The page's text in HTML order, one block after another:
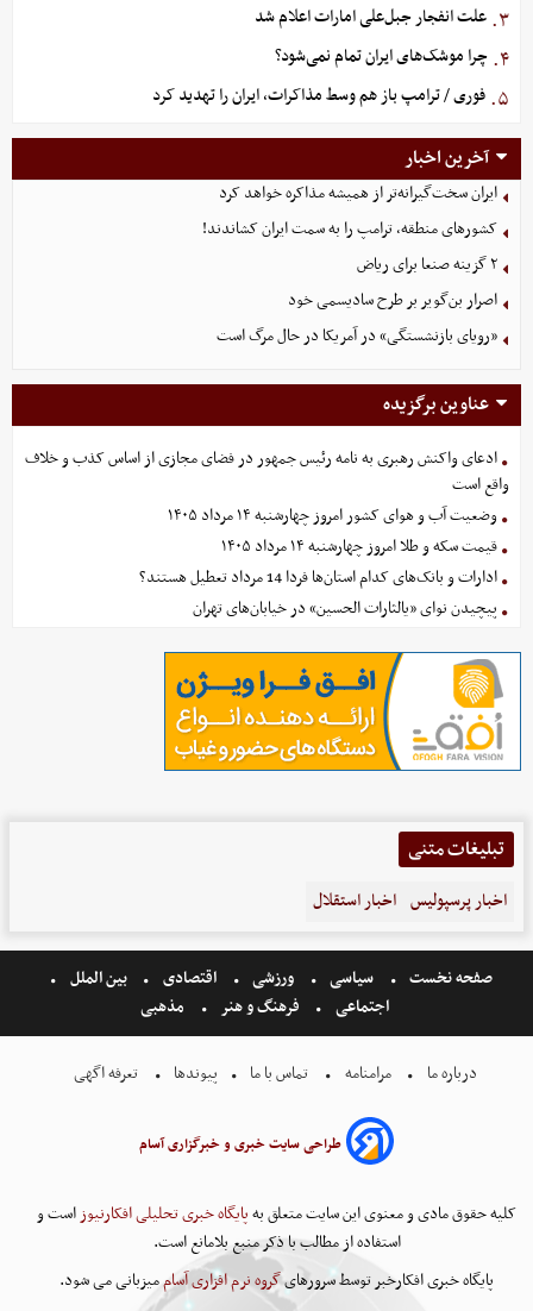
۳. علت انفجار جبل‌علی امارات اعلام شد
۴. چرا موشک‌های ایران تمام نمی‌شود؟
۵. فوری / ترامپ باز هم وسط مذاکرات، ایران را تهدید کرد
آخرین اخبار
ایران سخت‌گیرانه‌تر از همیشه مذاکره خواهد کرد
کشورهای منطقه، ترامپ را به سمت ایران کشاندند!
۲ گزینه صنعا برای ریاض
اصرار بن‌گویر بر طرح سادیسمی خود
«رویای بازنشستگی» در آمریکا در حال مرگ است
عناوین برگزیده
ادعای واکنش رهبری به نامه رئیس جمهور در فضای مجازی از اساس کذب و خلاف
واقع است
وضعیت آب و هوای کشور امروز چهارشنبه ۱۴ مرداد ۱۴۰۵
قیمت سکه و طلا امروز چهارشنبه ۱۴ مرداد ۱۴۰۵
ادارات و بانک‌های کدام استان‌ها فردا 14 مرداد تعطیل هستند؟
پیچیدن نوای «یالثارات الحسین» در خیابان‌های تهران
تبلیغات متنی
اخبار پرسپولیس اخبار استقلال
صفحه نخست سیاسی ورزشی اقتصادی
بین الملل
اجتماعی
فرهنگ و هنر مذهبی
درباره ما مرامنامه تماس با ما پیوندها تعرفه اگهی
طراحی سایت خبری و خبرگزاری آسام
کلیه حقوق مادی و معنوی این سایت متعلق بهپایگاه خبری تحلیلی افکارنیوزاست و
استفاده از مطالب با ذکر منبع بلامانع است.
پایگاه خبری افکارخبر توسط سرورهایگروه نرم افزاری آساممیزبانی می شود.